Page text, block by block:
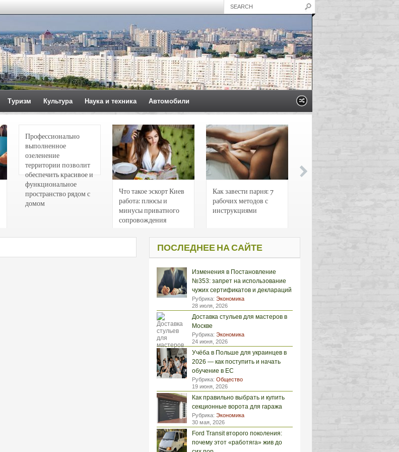
Туризм Культура Наука и техника Автомобили
Профессионально
выполненное
озеленение
территории позволит
обеспечить красивое и
функциональное
пространство рядом с
домом
Что такое эскорт Киев
работа: плюсы и
минусы приватного
сопровождения
Как завести парня: 7
рабочих методов с
инструкциями
ПОСЛЕДНЕЕ НА САЙТЕ
Изменения в Постановление
№353: запрет на использование
чужих сертификатов и деклараций
Рубрика: Экономика
28 июля, 2026
Доставка стульев для мастеров в
Москве
Рубрика: Экономика
24 июня, 2026
Учёба в Польше для украинцев в
2026 — как поступить и начать
обучение в ЕС
Рубрика: Общество
19 июня, 2026
Как правильно выбрать и купить
секционные ворота для гаража
Рубрика: Экономика
30 мая, 2026
Ford Transit второго поколения:
почему этот «работяга» жив до